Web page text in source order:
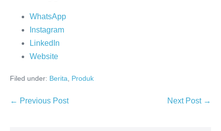
WhatsApp
Instagram
LinkedIn
Website
Filed under: Berita Produk
← Previous Post Next Post →